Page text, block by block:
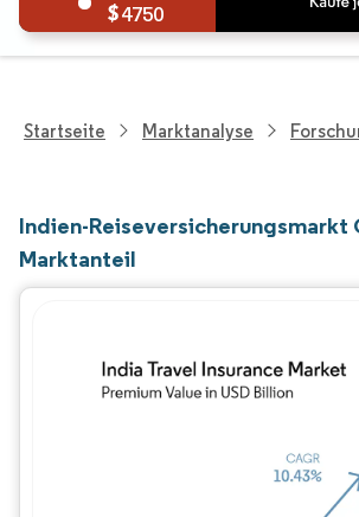
4750
Startseite Marktanalyse
Indien-Reiseversicherungsmarkt
Marktanteil